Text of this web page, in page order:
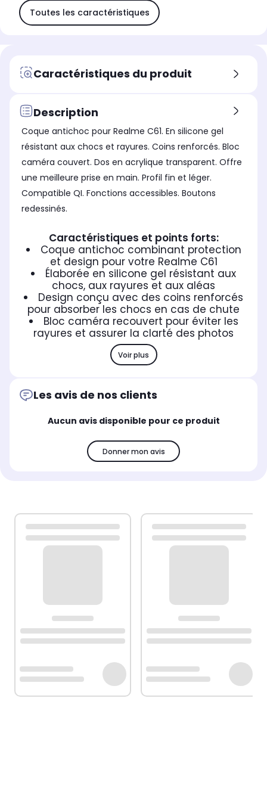
Toutes les caractéristiques
Caractéristiques du produit
Description
Coque antichoc pour Realme C61. En silicone gel
résistant aux chocs et rayures. Coins renforcés. Bloc
caméra couvert. Dos en acrylique transparent. Offre
une meilleure prise en main. Profil fin et léger.
Compatible QI. Fonctions accessibles. Boutons
redessinés.
Caractéristiques et points forts:
Coque antichoc combinant protection
et design pour votre Realme C61
Élaborée en silicone gel résistant aux
chocs, aux rayures et aux aléas
Design conçu avec des coins renforcés
pour absorber les chocs en cas de chute
Bloc caméra recouvert pour éviter les
rayures et assurer la clarté des photos
Voir plus
Les avis de nos clients
Aucun avis disponible pour ce produit
Donner mon avis